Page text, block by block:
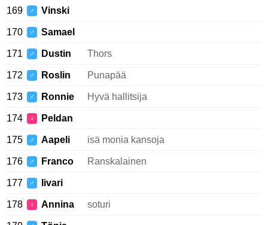
169 ♂ Vinski
170 ♂ Samael
171 ♂ Dustin Thors
172 ♂ Roslin Punapää
173 ♂ Ronnie Hyvä hallitsija
174 ♀ Peldan
175 ♂ Aapeli isä monia kansoja
176 ♂ Franco Ranskalainen
177 ♂ Iivari
178 ♀ Annina soturi